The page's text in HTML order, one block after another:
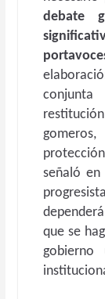
debate
señaló
que se